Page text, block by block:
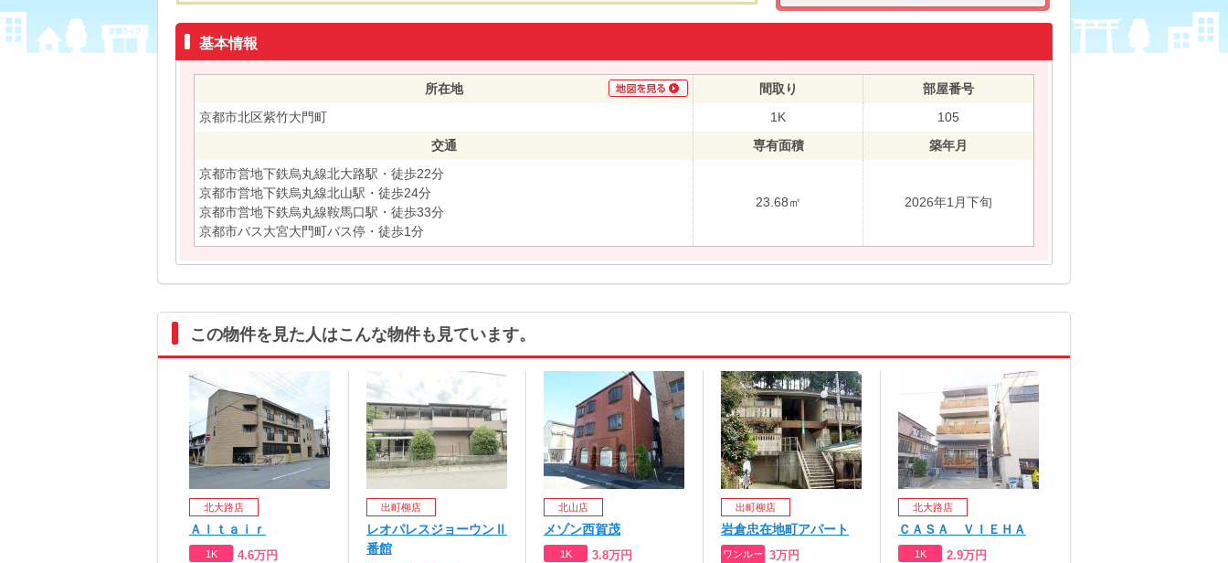
基本情報
所在地 間取り
部屋番号
京都市北区紫竹大門町
1K
105
交通
専有面積
築年月
京都市営地下鉄烏丸線北大路駅・徒歩22分
京都市営地下鉄烏丸線北山駅・徒歩24分
京都市営地下鉄烏丸線鞍馬口駅・徒歩33分
京都市バス大宮大門町バス停・徒歩1分
23.68㎡ 2026年1月下旬
この物件を見た人はこんな物件も見ています。
北大路店
Ａｌｔａｉｒ
1K 4.6万円
出町柳店
レオパレスジョーウンⅡ
番館
北山店
メゾン西賀茂
1K 3.8万円
出町柳店
岩倉忠在地町アパート
ワンルー
3万円
北大路店
ＣＡＳＡ ＶＩＥＨＡ
1K 2.9万円